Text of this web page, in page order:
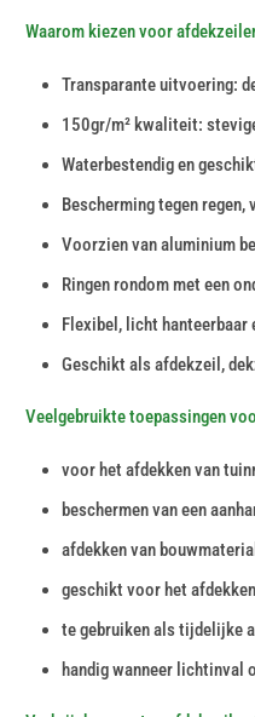
Waarom kiezen voor
Transparante uitvoering:
150gr/m² kwaliteit:
Waterbestendig en
Bescherming tegen
Voorzien van aluminium
Ringen rondom met een
Flexibel, licht hanteerbaar
Geschikt als afdekzeil,
Veelgebruikte toepassingen
voor het afdekken van
beschermen van een
afdekken van
geschikt voor het
te gebruiken als tijdelijke
handig wanneer